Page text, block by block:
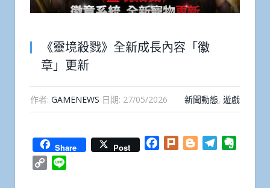
《靈境殺戮》全新成長內容「徽
章」更新
作者: GAMENEWS 日期: 27/05/2026 新聞動態, 遊戲
Share Post Facebook
Plurk BloggerTelegram
Copy